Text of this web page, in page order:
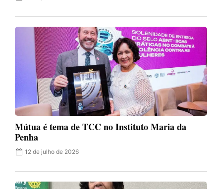
Mútua é tema de TCC no Instituto Maria da
Penha
12 de julho de 2026